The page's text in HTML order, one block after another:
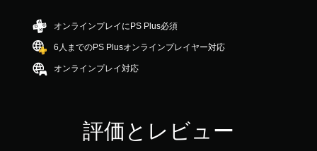
中
の
3
す
オンラインプレイにPS Plus必須
6人までのPS Plusオンラインプレイヤー対応
オンラインプレイ対応
評価とレビュー